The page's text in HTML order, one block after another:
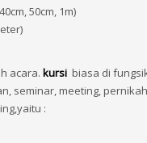
50cm, 1m)
acara. kursi biasa di
seminar, meeting,
: